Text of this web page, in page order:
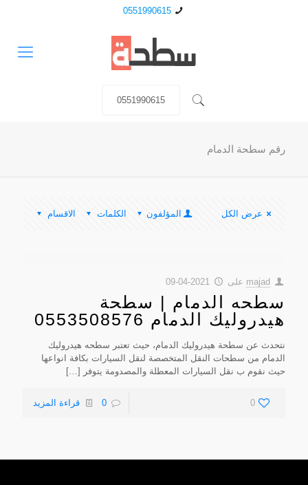
0551990615
0551990615
رقم سطحة الدمام
الاقسام الكلمات المؤلفون عرض الكل
majad على 2021-04-09
سطحه الدمام | سطحة
هيدروليك الدمام 0553508576
نتحدث عن سطحة هيدروليك الدمام، حيث تعتبر سطحه هيدروليك
الدمام من سطحات النقل المتخصصة لنقل السيارات بكافة انواعها
حيث نقوم ب نقل السيارات المعطلة والمصدومة يتوفر
[…]
0
0 قراءة المزيد